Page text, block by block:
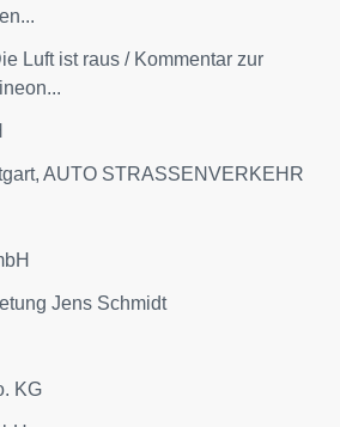
Luft ist raus / Kommentar zur
AUTO STRASSENVERKEHR
Jens Schmidt
KG